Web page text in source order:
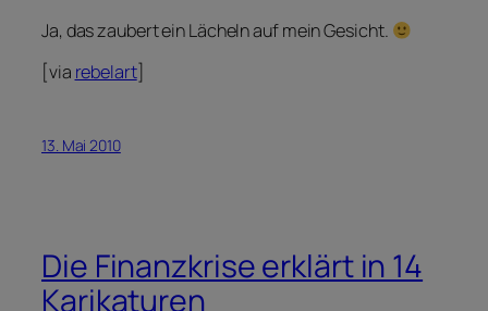
Ja, das zaubert ein Lächeln auf mein Gesicht.
[via rebelart]
13. Mai 2010
Die Finanzkrise erklärt in 14
Karikaturen